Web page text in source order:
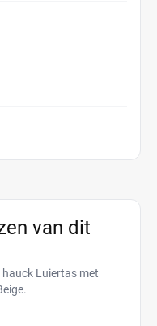
van dit
Luiertas met